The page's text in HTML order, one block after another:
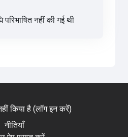
परिभाषित नहीं की गई थी
किया है (लॉग इन करें)
नीतियाँ